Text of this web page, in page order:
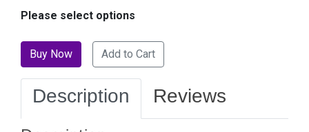
Please select options
Add to Cart
Description Reviews